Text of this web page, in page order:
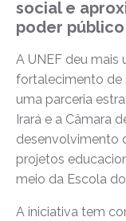
social e
poder
A UNEF deu
fortalecimento de
uma parceria
Irará e a Câmara
desenvolvimento
projetos
meio da Escola
A iniciativa tem